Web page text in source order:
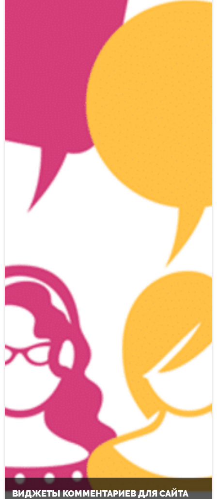
ВИДЖЕТЫ КОММЕНТАРИЕВ ДЛЯ САЙТА